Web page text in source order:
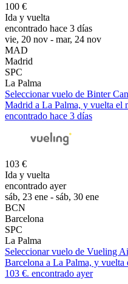
100 €
Ida y vuelta
encontrado hace 3 días
vie, 20 nov - mar, 24 nov
MAD
Madrid
SPC
La Palma
Seleccionar vuelo de Binter
Madrid a La Palma, y vuelta el
encontrado hace 3 días
103 €
Ida y vuelta
encontrado ayer
sáb, 23 ene - sáb, 30 ene
BCN
Barcelona
SPC
La Palma
Seleccionar vuelo de Vueling
Barcelona a La Palma, y vuelta
103 €. encontrado ayer